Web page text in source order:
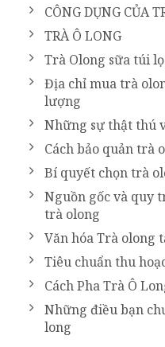
CÔNG DỤNG CỦA
TRÀ Ô LONG
Trà Olong sữa túi
Địa chỉ mua trà
lượng
Những sự thật thú
Cách bảo quản trà
Bí quyết chọn trà
Nguồn gốc và quy
trà olong
Văn hóa Trà olong
Tiêu chuẩn thu
Cách Pha Trà Ô
Những điều bạn
long